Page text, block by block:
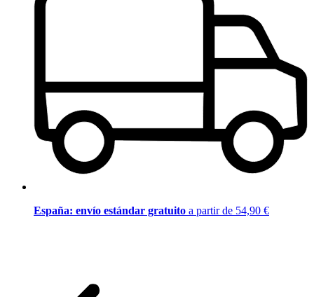
España: envío estándar gratuito a partir de 54,90 €